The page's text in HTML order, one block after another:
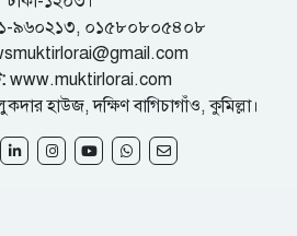
৯৬০২১৩, ০১৫৮০৮০৫৪০৮
www.muktirlorai.com
হাউজ, দক্ষিণ বাগিচাগাঁও, কুমিল্লা।